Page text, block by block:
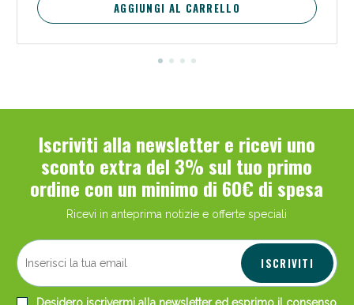
AGGIUNGI AL CARRELLO
Iscriviti alla newsletter e ricevi uno
sconto extra del 3% sul tuo primo
ordine con un minimo di 60€ di spesa
Ricevi in anteprima notizie e offerte speciali
ISCRIVITI